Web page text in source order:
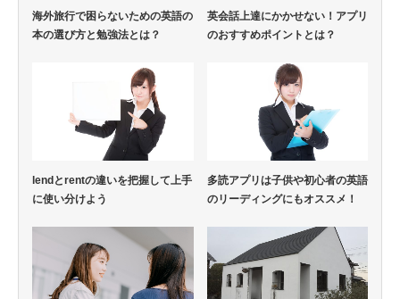
海外旅行で困らないための英語の
本の選び方と勉強法とは？
英会話上達にかかせない！アプリ
のおすすめポイントとは？
lendとrentの違いを把握して上手
に使い分けよう
多読アプリは子供や初心者の英語
のリーディングにもオススメ！